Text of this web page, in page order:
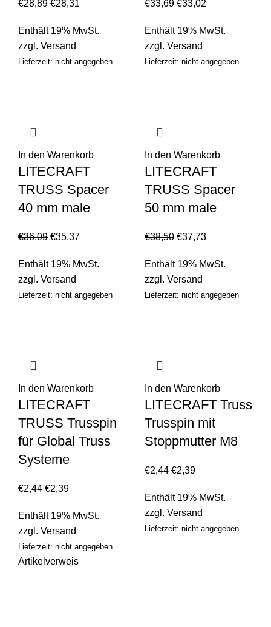
€28,89 €28,31
Enthält 19% MwSt.
zzgl. Versand
Lieferzeit: nicht angegeben
€33,69 €33,02
Enthält 19% MwSt.
zzgl. Versand
Lieferzeit: nicht angegeben
In den Warenkorb
LITECRAFT
TRUSS Spacer
40 mm male
€36,09 €35,37
Enthält 19% MwSt.
zzgl. Versand
Lieferzeit: nicht angegeben
In den Warenkorb
LITECRAFT
TRUSS Spacer
50 mm male
€38,50 €37,73
Enthält 19% MwSt.
zzgl. Versand
Lieferzeit: nicht angegeben
In den Warenkorb
LITECRAFT
TRUSS Trusspin
für Global Truss
Systeme
€2,44 €2,39
Enthält 19% MwSt.
zzgl. Versand
Lieferzeit: nicht angegeben
In den Warenkorb
LITECRAFT Truss
Trusspin mit
Stoppmutter M8
€2,44 €2,39
Enthält 19% MwSt.
zzgl. Versand
Lieferzeit: nicht angegeben
Artikelverweis